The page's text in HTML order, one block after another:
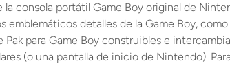
consola portátil Game Boy original de
emblemáticos detalles de la Game Boy,
para Game Boy construibles e
(o una pantalla de inicio de Nintendo).